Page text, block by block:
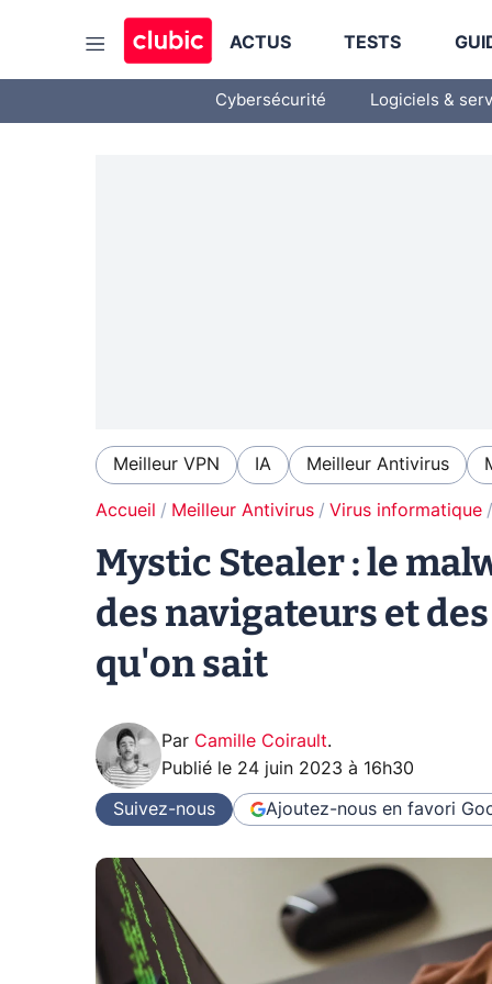
ACTUS TESTS
Cybersécurité Logiciels &
Meilleur VPN IA Meilleur Antivirus
Accueil Meilleur Antivirus Virus informatique
Mystic Stealer : le
des navigateurs et
qu'on sait
Par Camille Coirault.
Publié le 24 juin 2023 à 16h30
Suivez-nous Ajoutez-nous en favori